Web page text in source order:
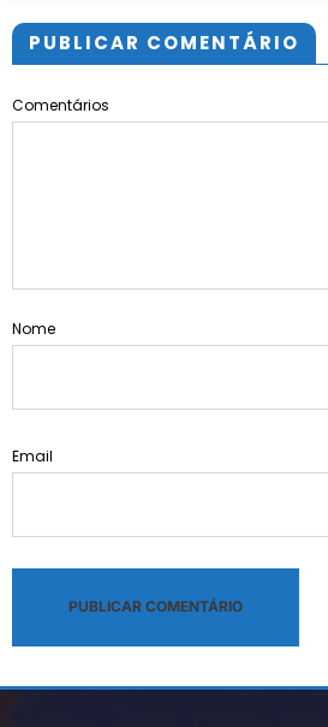
PUBLICAR COMENTÁRIO
Comentários
Nome
Email